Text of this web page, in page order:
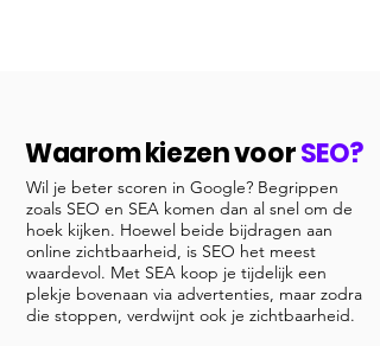
Waarom kiezen voorSEO?
Wil je beter scoren in Google? Begrippen
zoals SEO en SEA komen dan al snel om de
hoek kijken. Hoewel beide bijdragen aan
online zichtbaarheid, is SEO het meest
waardevol. Met SEA koop je tijdelijk een
plekje bovenaan via advertenties, maar zodra
die stoppen, verdwijnt ook je zichtbaarheid.